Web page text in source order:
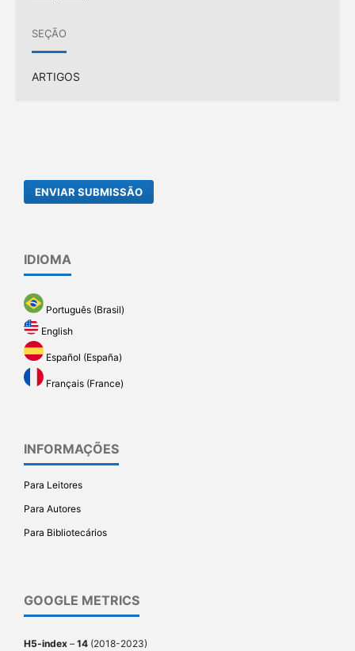
SEÇÃO
ARTIGOS
ENVIAR SUBMISSÃO
IDIOMA
Português (Brasil)
English
Español (España)
Français (France)
INFORMAÇÕES
Para Leitores
Para Autores
Para Bibliotecários
GOOGLE METRICS
H5-index – 14 (2018-2023)